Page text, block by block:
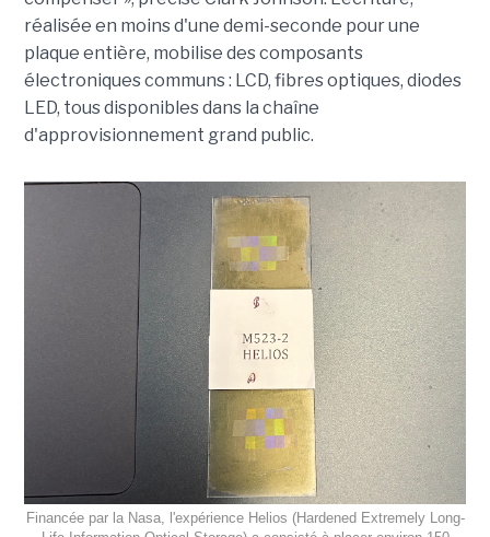
réalisée en moins d'une demi-seconde pour une
plaque entière, mobilise des composants
électroniques communs : LCD, fibres optiques, diodes
LED, tous disponibles dans la chaîne
d'approvisionnement grand public.
Financée par la Nasa, l'expérience Helios (Hardened Extremely Long-